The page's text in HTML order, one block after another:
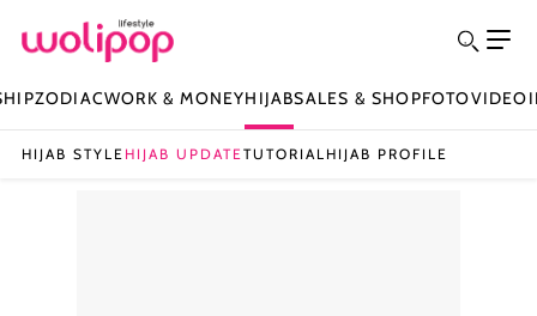
ZODIACWORK & MONEYHIJABSALES & SHOPFOTOVIDEO
HIJAB STYLE HIJAB UPDATETUTORIAL HIJAB PROFILE